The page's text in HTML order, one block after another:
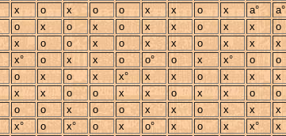
x o x o o x x o x a° a°
o x o x o x x o x x o
x o o x o x x o x x x
x° o x x o o° o x x° o o
o x o x x° x x o x x x
x x o o x x o x x o o
o o x o o x x o x x x
x° o x° o x o° x o x x° x